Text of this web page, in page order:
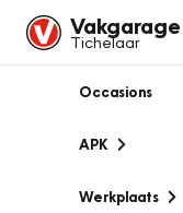
Vakgarage
Tichelaar
Occasions
APK
Werkplaats